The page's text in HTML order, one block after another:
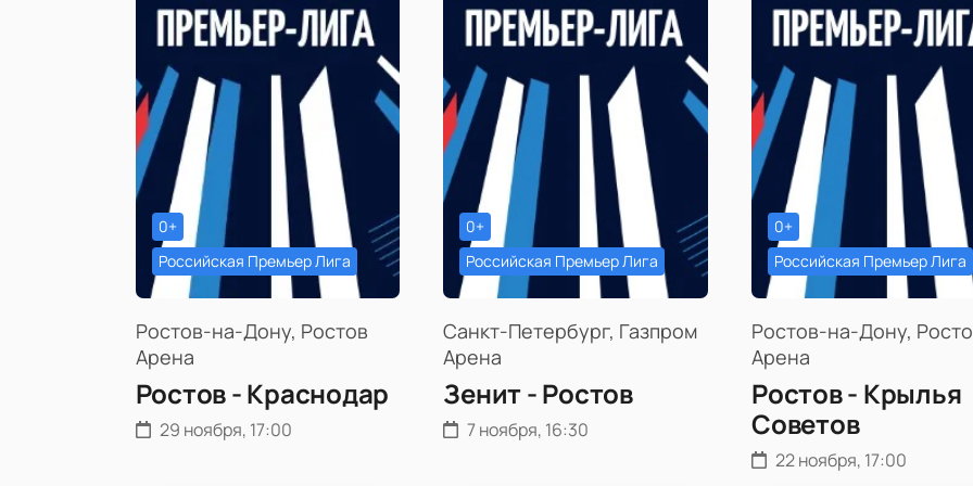
0+
Российская Премьер Лига
Ростов-на-Дону, Ростов
Арена
Ростов - Краснодар
29 ноября, 17:00
0+
Российская Премьер Лига
Санкт-Петербург, Газпром
Арена
Зенит - Ростов
7 ноября, 16:30
0+
Российская Премьер Лига
Ростов-на-Дону,
Арена
Ростов - Крылья
Советов
22 ноября, 17:00